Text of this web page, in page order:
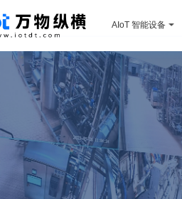
AIoT 智能设备